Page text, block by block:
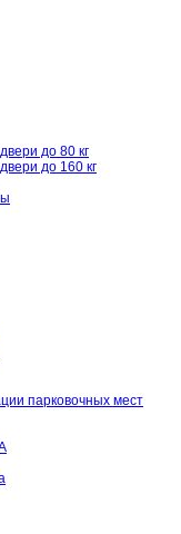
до 80 кг
до 160 кг
парковочных мест